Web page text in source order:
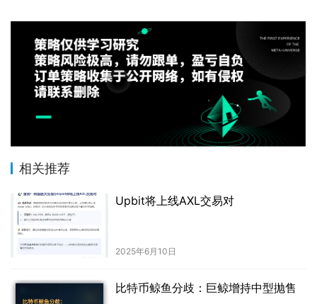
相关推荐
Upbit将上线AXL交易对
2025年6月10日
比特币鲸鱼分歧：巨鲸增持中型抛售